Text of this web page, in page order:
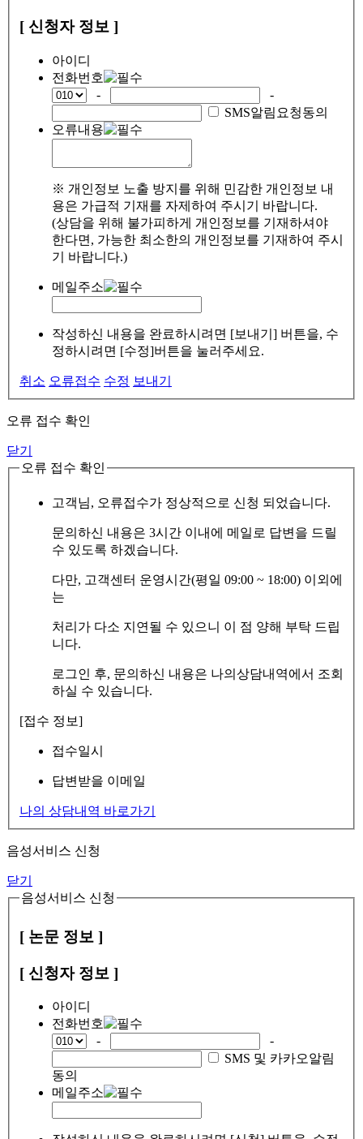
[ 신청자 정보 ]
아이디
전화번호
-
-
SMS알림요청동의
오류내용
※ 개인정보 노출 방지를 위해 민감한 개인정보 내
용은 가급적 기재를 자제하여 주시기 바랍니다.
(상담을 위해 불가피하게 개인정보를 기재하셔야
한다면, 가능한 최소한의 개인정보를 기재하여 주시
기 바랍니다.)
메일주소
작성하신 내용을 완료하시려면 [보내기] 버튼을, 수
정하시려면 [수정]버튼을 눌러주세요.
취소 오류접수 수정 보내기
오류 접수 확인
닫기
오류 접수 확인
고객님, 오류접수가 정상적으로 신청 되었습니다.
문의하신 내용은 3시간 이내에 메일로 답변을 드릴
수 있도록 하겠습니다.
다만, 고객센터 운영시간(평일 09:00 ~ 18:00) 이외에
는
처리가 다소 지연될 수 있으니 이 점 양해 부탁 드립
니다.
로그인 후, 문의하신 내용은 나의상담내역에서 조회
하실 수 있습니다.
[접수 정보]
접수일시
답변받을 이메일
나의 상담내역 바로가기
음성서비스 신청
닫기
음성서비스 신청
[ 논문 정보 ]
[ 신청자 정보 ]
아이디
전화번호
-
-
SMS 및 카카오알림
동의
메일주소